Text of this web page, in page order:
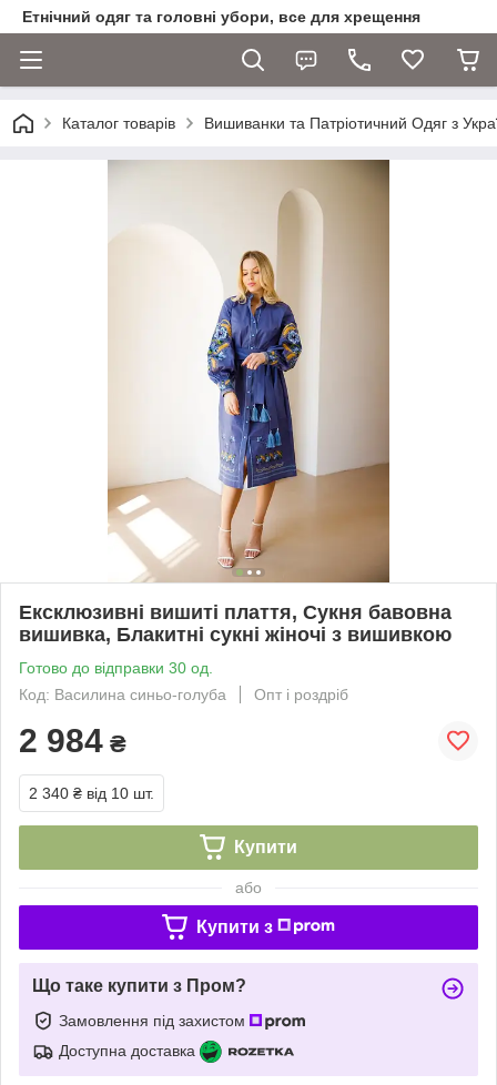
Етнічний одяг та головні убори, все для хрещення
Каталог товарів Вишиванки та Патріотичний Одяг з
Ексклюзивні вишиті плаття, Сукня бавовна
вишивка, Блакитні сукні жіночі з вишивкою
Готово до відправки 30 од.
Код: Василина синьо-голуба
Опт і роздріб
2 984 ₴
2 340 ₴ від 10 шт.
Купити
або
Купити з
Що таке купити з Пром?
Замовлення під захистом
Доступна доставка